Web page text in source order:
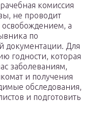
комиссия
не проводит
освобождением, а
по
документации. Для
годности, которая
заболеваниям,
и получения
обследования,
и подготовить